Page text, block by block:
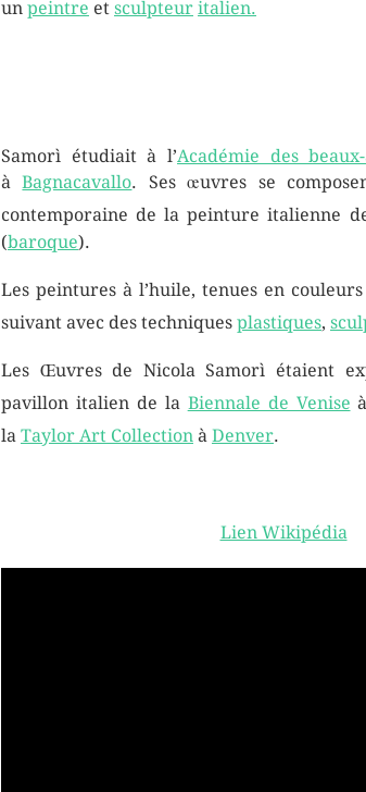
un peintre et sculpteur italien.
Samorì étudiait à l’Académie des
àBagnacavallo. Ses œuvres se
contemporaine de la peinture italienne
(baroque).
Les peintures à l’huile, tenues en
suivant avec des techniques plastiques,
Les Œuvres de Nicola Samorì étaient
pavillon italien de la Biennale de Venise
la Taylor Art Collection à Denver.
Lien Wikipédia